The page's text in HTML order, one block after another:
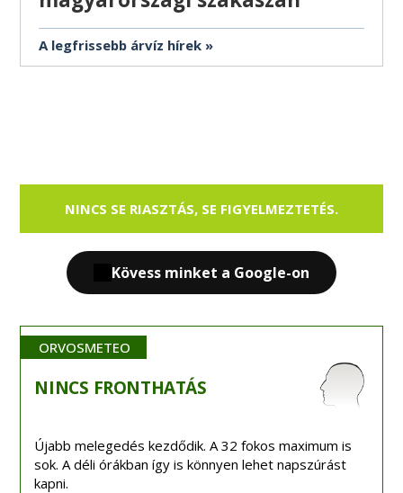
A legfrissebb árvíz hírek
NINCS SE RIASZTÁS, SE FIGYELMEZTETÉS.
Kövess minket a Google-on
ORVOSMETEO
NINCS FRONTHATÁS
Újabb melegedés kezdődik. A 32 fokos maximum is
sok. A déli órákban így is könnyen lehet napszúrást
kapni.